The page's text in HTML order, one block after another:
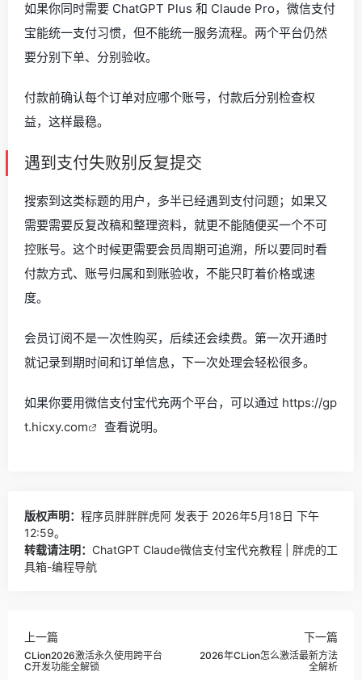
如果你同时需要 ChatGPT Plus 和 Claude Pro，微信支付
宝能统一支付习惯，但不能统一服务流程。两个平台仍然
要分别下单、分别验收。
付款前确认每个订单对应哪个账号，付款后分别检查权
益，这样最稳。
遇到支付失败别反复提交
搜索到这类标题的用户，多半已经遇到支付问题；如果又
需要需要反复改稿和整理资料，就更不能随便买一个不可
控账号。这个时候更需要会员周期可追溯，所以要同时看
付款方式、账号归属和到账验收，不能只盯着价格或速
度。
会员订阅不是一次性购买，后续还会续费。第一次开通时
就记录到期时间和订单信息，下一次处理会轻松很多。
如果你要用微信支付宝代充两个平台，可以通过 https://gp
t.hicxy.com
查看说明。
版权声明： 程序员胖胖胖虎阿 发表于 2026年5月18日 下午
12:59。
转载请注明： ChatGPT Claude微信支付宝代充教程 | 胖虎的工
具箱-编程导航
上一篇
CLion2026激活永久使用跨平台
C开发功能全解锁
下一篇
2026年CLion怎么激活最新方法
全解析